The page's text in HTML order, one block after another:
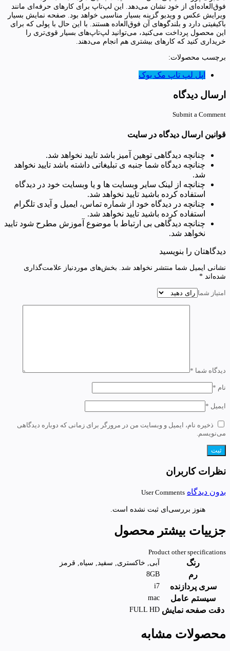
فوق‌العاده‌ای از خود نشان می‌دهد. این لپ‌تاپ برای کارهای حرفه‌ای مانند
ویرایش عکس و ویدیو گزینه بسیار مناسبی خواهد بود. صفحه نمایش بسیار
باکیفیتی دارد و بلندگوهای آن فوق‌العاده هستند. با این حال با پولی که برای
این محصول پرداخت می‌کنید، می‌توانید لپ‌تاپ‌های بسیار قوی‌تری را
خریداری کنید که کارهای بیشتری هم انجام می‌دهند.
برچسب محصولات:
اپل لپ تاپ مک بوک
ارسال دیدگاه
Submit a Comment
قوانین ارسال دیدگاه در سایت
چنانچه دیدگاهی توهین آمیز باشد تایید نخواهد شد.
چنانچه دیدگاه شما جنبه ی تبلیغاتی داشته باشد تایید نخواهد
شد.
چنانچه از لینک سایر وبسایت ها و یا وبسایت خود در دیدگاه
استفاده کرده باشید تایید نخواهد شد.
چنانچه در دیدگاه خود از شماره تماس، ایمیل و آیدی تلگرام
استفاده کرده باشید تایید نخواهد شد.
چنانچه دیدگاهی بی ارتباط با موضوع آموزش مطرح شود تایید
نخواهد شد.
دیدگاهتان را بنویسید
نشانی ایمیل شما منتشر نخواهد شد. بخش‌های موردنیاز علامت‌گذاری
شده‌اند *
امتیاز شما
دیدگاه شما *
نام *
ایمیل *
ذخیره نام، ایمیل و وبسایت من در مرورگر برای زمانی که دوباره دیدگاهی
می‌نویسم.
نظرات کاربران
بدون دیدگاه User Comments
هنوز بررسی‌ای ثبت نشده است.
جزییات بیشتر محصول
Product other specifications
رنگ آبی, خاکستری, سفید, سیاه, قرمز
رم 8GB
سری پردازنده i7
سیستم عامل mac
دقت صفحه نمایش FULL HD
محصولات مشابه